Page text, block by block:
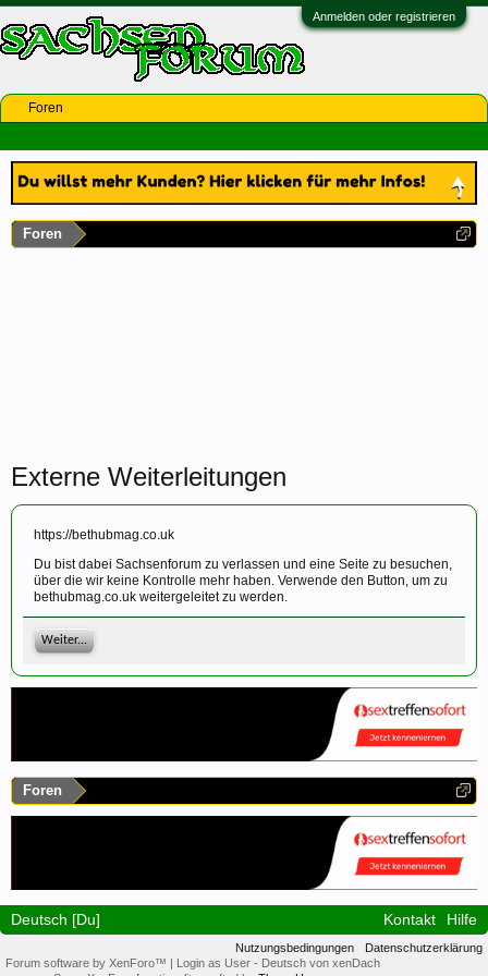
Anmelden oder registrieren
Foren
Externe Weiterleitungen
https://bethubmag.co.uk
Du bist dabei Sachsenforum zu verlassen und eine Seite zu besuchen,
über die wir keine Kontrolle mehr haben. Verwende den Button, um zu
bethubmag.co.uk weitergeleitet zu werden.
Weiter...
Foren
Foren
Deutsch [Du] Kontakt Hilfe
Nutzungsbedingungen
Datenschutzerklärung
Forum software by XenForo™ | Login as User - Deutsch von xenDach